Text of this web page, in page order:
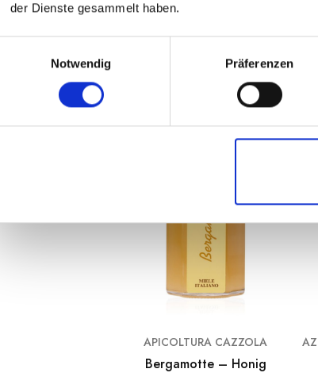
der Dienste gesammelt haben.
Notwendig Präferenzen
Weiterlesen
APICOLTURA CAZZOLA
Bergamotte – Honig
7